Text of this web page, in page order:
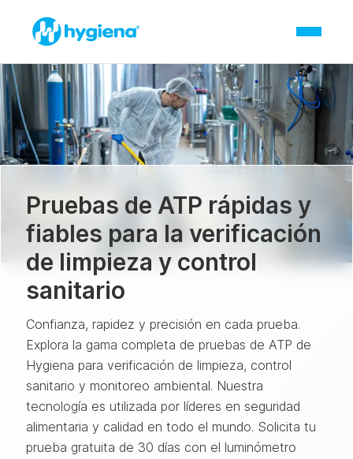
Pruebas de ATP rápidas y
fiables para la verificación
de limpieza y control
sanitario
Confianza, rapidez y precisión en cada prueba.
Explora la gama completa de pruebas de ATP de
Hygiena para verificación de limpieza, control
sanitario y monitoreo ambiental. Nuestra
tecnología es utilizada por líderes en seguridad
alimentaria y calidad en todo el mundo. Solicita tu
prueba gratuita de 30 días con el luminómetro